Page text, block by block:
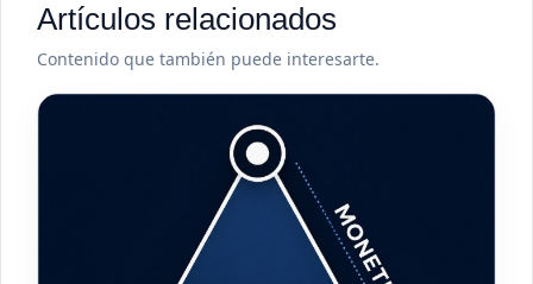
Artículos relacionados
Contenido que también puede interesarte.